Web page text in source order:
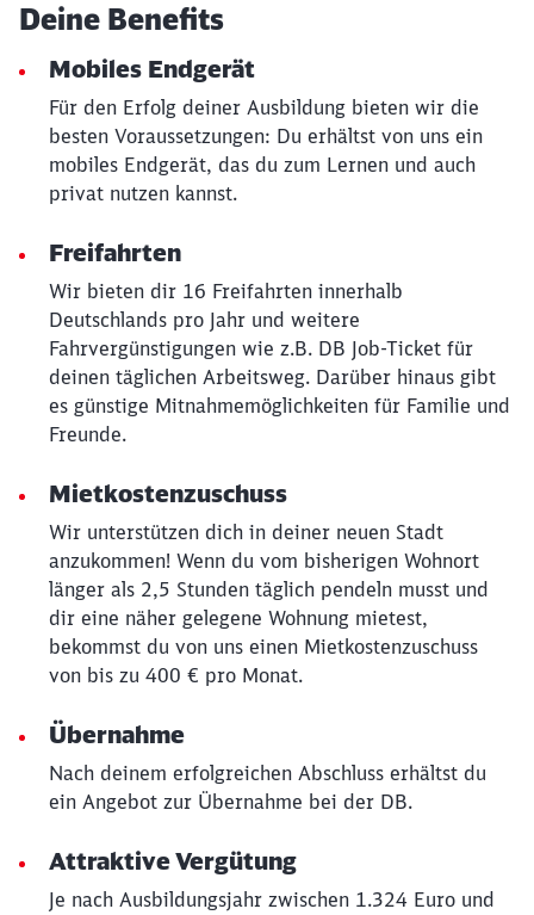
Deine Benefits
Mobiles Endgerät
Für den Erfolg deiner Ausbildung bieten wir die
besten Voraussetzungen: Du erhältst von uns ein
mobiles Endgerät, das du zum Lernen und auch
privat nutzen kannst.
Freifahrten
Wir bieten dir 16 Freifahrten innerhalb
Deutschlands pro Jahr und weitere
Fahrvergünstigungen wie z.B. DB Job-Ticket für
deinen täglichen Arbeitsweg. Darüber hinaus gibt
es günstige Mitnahmemöglichkeiten für Familie und
Freunde.
Mietkostenzuschuss
Wir unterstützen dich in deiner neuen Stadt
anzukommen! Wenn du vom bisherigen Wohnort
länger als 2,5 Stunden täglich pendeln musst und
dir eine näher gelegene Wohnung mietest,
bekommst du von uns einen Mietkostenzuschuss
von bis zu 400 € pro Monat.
Übernahme
Nach deinem erfolgreichen Abschluss erhältst du
ein Angebot zur Übernahme bei der DB.
Attraktive Vergütung
Je nach Ausbildungsjahr zwischen 1.324 Euro und
Möchten Sie zu
Abbrechen Weiter